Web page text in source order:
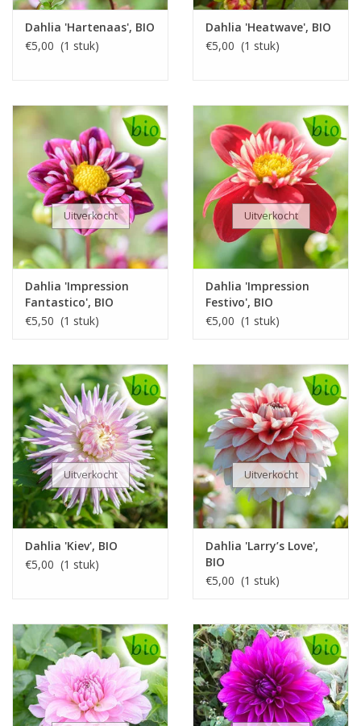
Dahlia 'Hartenaas', BIO
€5,00 (1 stuk)
Dahlia 'Heatwave', BIO
€5,00 (1 stuk)
Uitverkocht
Dahlia 'Impression
Fantastico', BIO
€5,50 (1 stuk)
Uitverkocht
Dahlia 'Impression
Festivo', BIO
€5,00 (1 stuk)
Uitverkocht
Dahlia 'Kiev', BIO
€5,00 (1 stuk)
Uitverkocht
Dahlia 'Larry’s Love',
BIO
€5,00 (1 stuk)